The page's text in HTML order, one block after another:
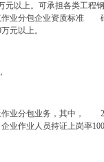
以上。 可承担各类工程
业分包企业资质标准 砌
元以上。
业分包业务，其中， 2
企业作业人员持证上岗